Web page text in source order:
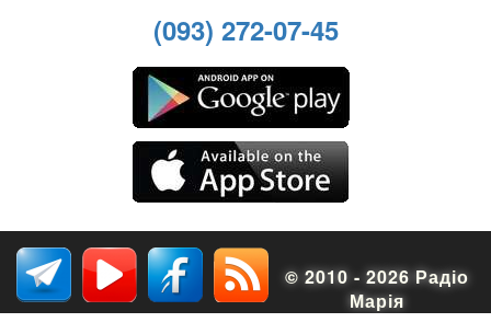
(093) 272-07-45
© 2010 - 2026 Радіо
Марія